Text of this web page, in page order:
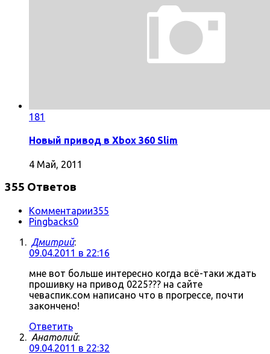
181
Новый привод в Xbox 360 Slim
4 Май, 2011
355 Ответов
Комментарии355
Pingbacks0
Дмитрий:
09.04.2011 в 22:16
мне вот больше интересно когда всё-таки ждать
прошивку на привод 0225??? на сайте
чеваспик.сом написано что в прогрессе, почти
закончено!
Ответить
Анатолий:
09.04.2011 в 22:32